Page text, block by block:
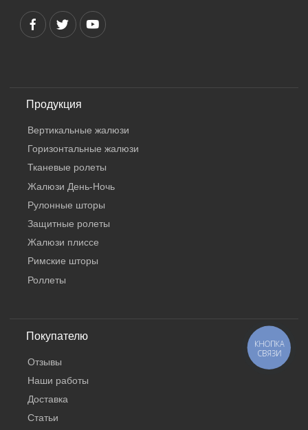
Продукция
Вертикальные жалюзи
Горизонтальные жалюзи
Тканевые ролеты
Жалюзи День-Ночь
Рулонные шторы
Защитные ролеты
Жалюзи плиссе
Римские шторы
Роллеты
Покупателю
Отзывы
Наши работы
Доставка
Статьи
КНОПКА
СВЯЗИ